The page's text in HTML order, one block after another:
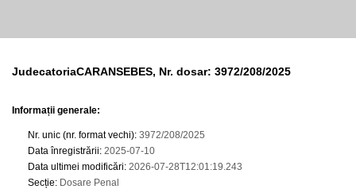
JudecatoriaCARANSEBES, Nr. dosar: 3972/208/2025
Informații generale:
Nr. unic (nr. format vechi): 3972/208/2025
Data înregistrării: 2025-07-10
Data ultimei modificări: 2026-07-28T12:01:19.243
Secție: Dosare Penal